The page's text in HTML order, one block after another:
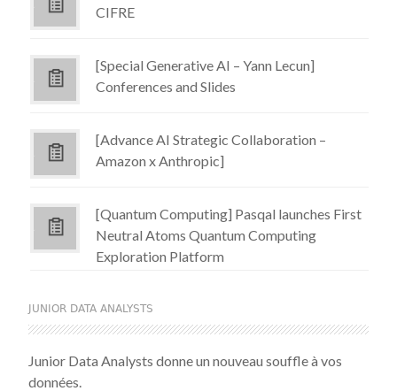
CIFRE
[Special Generative AI – Yann Lecun]
Conferences and Slides
[Advance AI Strategic Collaboration –
Amazon x Anthropic]
[Quantum Computing] Pasqal launches First
Neutral Atoms Quantum Computing
Exploration Platform
JUNIOR DATA ANALYSTS
Junior Data Analysts donne un nouveau souffle à vos
données.